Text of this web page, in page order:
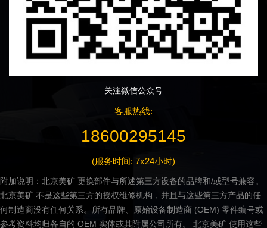
关注微信公众号
客服热线:
18600295145
(服务时间: 7x24小时)
附加说明：北京美矿 更换部件与所述第三方设备的品牌和/或型号兼容。
北京美矿 不是这些第三方的授权维修机构，并且与这些第三方产品的任
何制造商没有任何关系。所有品牌、原始设备制造商 (OEM) 零件编号或
参考资料均归各自的 OEM 实体或其附属公司所有。 北京美矿 使用这些